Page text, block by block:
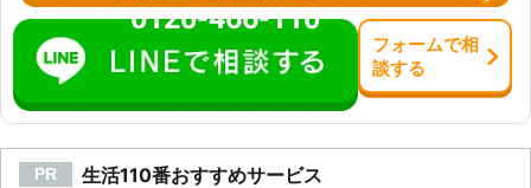
0120-466-110
フォームで相
談する
PR 生活110番おすすめサービス